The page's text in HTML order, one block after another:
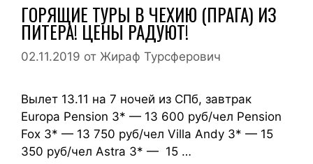
ГОРЯЩИЕ ТУРЫ В ЧЕХИЮ (ПРАГА) ИЗ
ПИТЕРА! ЦЕНЫ РАДУЮТ!
02.11.2019 от Жираф Турсферович
Вылет 13.11 на 7 ночей из СПб, завтрак
Europa Pension 3* — 13 600 руб/чел Pension
Fox 3* — 13 750 руб/чел Villa Andy 3* — 15
350 руб/чел Astra 3* — 15 …